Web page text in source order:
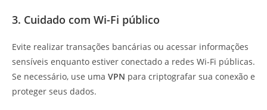
3. Cuidado com Wi-Fi público
Evite realizar transações bancárias ou acessar informações
sensíveis enquanto estiver conectado a redes Wi-Fi públicas.
Se necessário, use uma VPN para criptografar sua conexão e
proteger seus dados.